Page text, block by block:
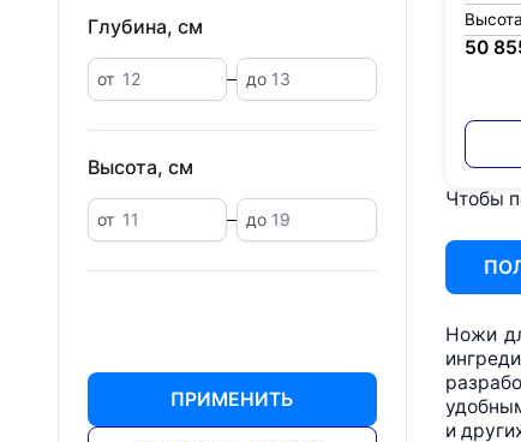
Глубина, см
от до
Высота, см
от до
ПРИМЕНИТЬ
50
Чтобы
Ножи
и